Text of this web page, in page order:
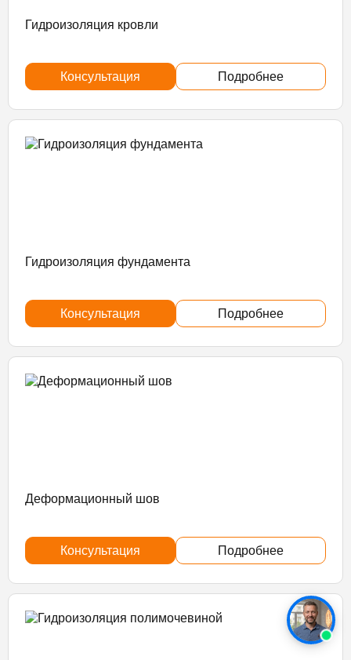
Гидроизоляция кровли
Консультация Подробнее
Гидроизоляция фундамента
Консультация Подробнее
Деформационный шов
Консультация Подробнее